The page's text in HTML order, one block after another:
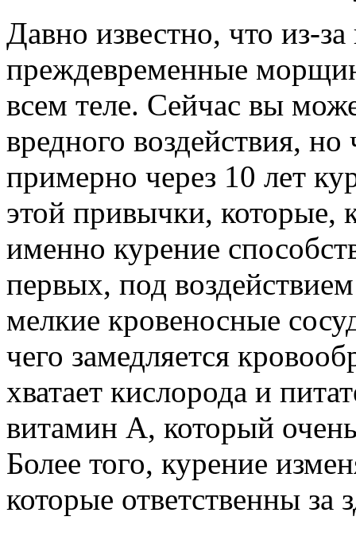
Давно известно, что из-
преждевременные
всем теле. Сейчас вы
вредного воздействия, но
примерно через 10 лет
этой привычки,
именно курение
первых, под
мелкие кровеносные
чего замедляется
хватает кислорода и
витамин А, который
Более того, курение
которые ответственны за